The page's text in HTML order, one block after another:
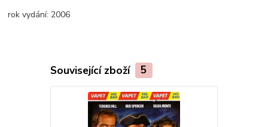
rok vydání: 2006
Související zboží 5